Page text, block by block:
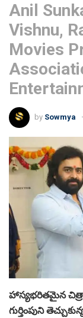
Anil
Vishnu,
Movies
by Sowmya
హాస్యభరితమైన
గుర్తింపుని